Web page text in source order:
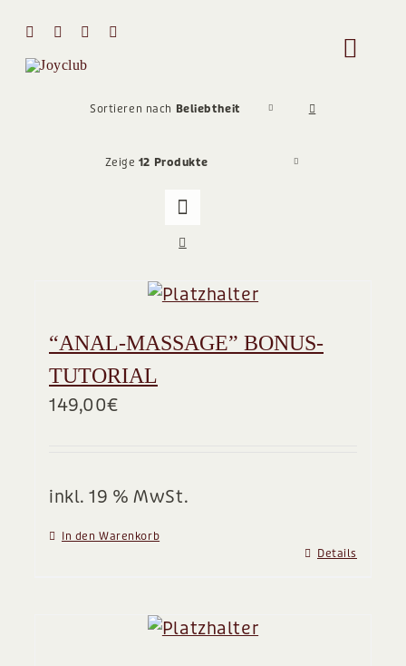
springen
Toggle
Sortieren nach Beliebtheit
Zeige 12 Produkte
“ANAL-MASSAGE” BONUS-
TUTORIAL
149,00€
inkl. 19 % MwSt.
In den Warenkorb
Details